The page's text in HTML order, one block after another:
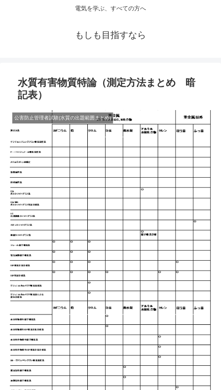
電気を学ぶ、すべての方へ
もしも目指すなら
水質有害物質特論（測定方法まとめ 暗
記表）
公害防止管理者試験(水質の出題範囲まとめ)